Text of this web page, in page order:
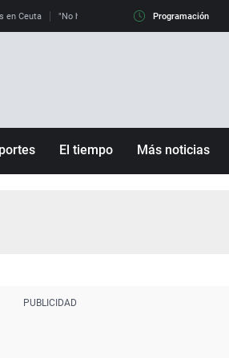
en Ceuta "No hay mafias, que no nos engañen":
Programación
El tiempo Más noticias